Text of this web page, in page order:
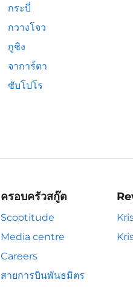
กระบี่
กวางโจว
กูชิง
จาการ์ตา
ซับโปโร
ครอบครัวสกู๊ต
Scootitude
Media centre
Careers
สายการบินพันธมิตร